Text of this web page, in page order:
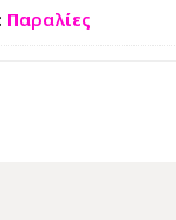
Παραλίες